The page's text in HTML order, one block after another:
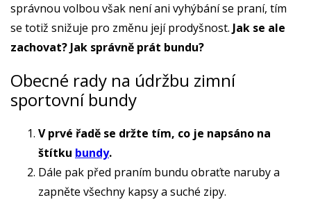
správnou volbou však není ani vyhýbání se praní, tím
se totiž snižuje pro změnu její prodyšnost. Jak se ale
zachovat? Jak správně prát bundu?
Obecné rady na údržbu zimní
sportovní bundy
V prvé řadě se držte tím, co je napsáno na
štítku bundy.
Dále pak před praním bundu obraťte naruby a
zapněte všechny kapsy a suché zipy.